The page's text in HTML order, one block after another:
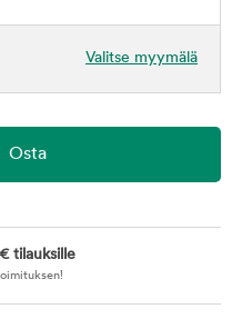
Valitse myymälä
tilauksille